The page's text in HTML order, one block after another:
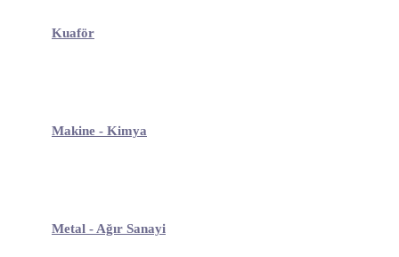
Kuaför
Makine - Kimya
Metal - Ağır Sanayi